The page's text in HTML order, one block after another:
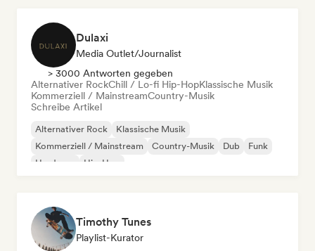
Dulaxi
Media Outlet/Journalist
> 3000 Antworten gegeben
Alternativer RockChill / Lo-fi Hip-HopKlassische Musik
Kommerziell / MainstreamCountry-Musik
Schreibe Artikel
Alternativer Rock
Klassische Musik
Kommerziell / Mainstream
Country-Musik Dub
Funk
Hardcore
Hip-Hop
Timothy Tunes
Playlist-Kurator